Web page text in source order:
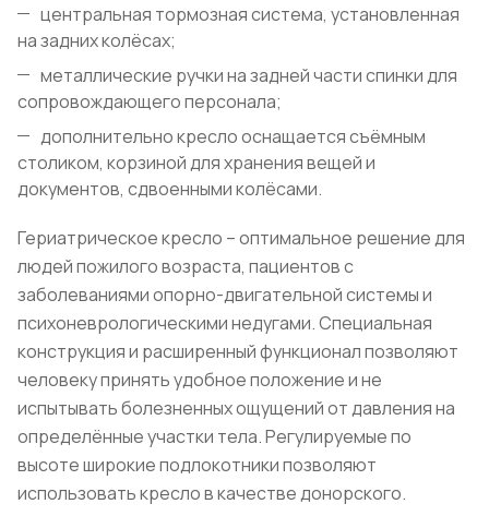
центральная тормозная система, установленная
на задних колёсах;
металлические ручки на задней части спинки для
сопровождающего персонала;
дополнительно кресло оснащается съёмным
столиком, корзиной для хранения вещей и
документов, сдвоенными колёсами.
Гериатрическое кресло – оптимальное решение для
людей пожилого возраста, пациентов с
заболеваниями опорно-двигательной системы и
психоневрологическими недугами. Специальная
конструкция и расширенный функционал позволяют
человеку принять удобное положение и не
испытывать болезненных ощущений от давления на
определённые участки тела. Регулируемые по
высоте широкие подлокотники позволяют
использовать кресло в качестве донорского.